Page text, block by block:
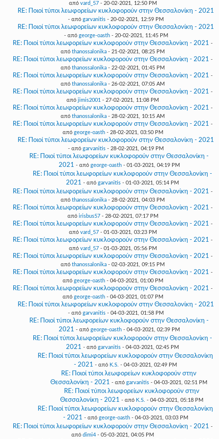
από vard_57- 20-02-2021, 12:50 PM
RE: Ποιοί τύποι λεωφορείων κυκλοφορούν στην Θεσσαλονίκη - 2021
- από garvanitis - 20-02-2021, 12:59 PM
RE: Ποιοί τύποι λεωφορείων κυκλοφορούν στην Θεσσαλονίκη - 2021
- από george-oasth- 20-02-2021, 11:45 PM
RE: Ποιοί τύποι λεωφορείων κυκλοφορούν στην Θεσσαλονίκη - 2021 -
από thanossalonika - 21-02-2021, 08:25 PM
RE: Ποιοί τύποι λεωφορείων κυκλοφορούν στην Θεσσαλονίκη - 2021 -
από thanossalonika - 22-02-2021, 01:45 PM
RE: Ποιοί τύποι λεωφορείων κυκλοφορούν στην Θεσσαλονίκη - 2021 -
από thanossalonika - 26-02-2021, 07:05 AM
RE: Ποιοί τύποι λεωφορείων κυκλοφορούν στην Θεσσαλονίκη - 2021 -
από jimis2001 - 27-02-2021, 11:08 PM
RE: Ποιοί τύποι λεωφορείων κυκλοφορούν στην Θεσσαλονίκη - 2021 -
από thanossalonika - 28-02-2021, 10:15 AM
RE: Ποιοί τύποι λεωφορείων κυκλοφορούν στην Θεσσαλονίκη - 2021 -
από george-oasth- 28-02-2021, 03:50 PM
RE: Ποιοί τύποι λεωφορείων κυκλοφορούν στην Θεσσαλονίκη - 2021
- από garvanitis - 28-02-2021, 04:19 PM
RE: Ποιοί τύποι λεωφορείων κυκλοφορούν στην Θεσσαλονίκη -
2021 - από george-oasth- 01-03-2021, 04:19 PM
RE: Ποιοί τύποι λεωφορείων κυκλοφορούν στην Θεσσαλονίκη -
2021 - από garvanitis- 01-03-2021, 05:14 PM
RE: Ποιοί τύποι λεωφορείων κυκλοφορούν στην Θεσσαλονίκη - 2021 -
από thanossalonika - 28-02-2021, 04:03 PM
RE: Ποιοί τύποι λεωφορείων κυκλοφορούν στην Θεσσαλονίκη - 2021 -
από irisbus57- 28-02-2021, 07:17 PM
RE: Ποιοί τύποι λεωφορείων κυκλοφορούν στην Θεσσαλονίκη - 2021 -
από vard_57- 01-03-2021, 03:23 PM
RE: Ποιοί τύποι λεωφορείων κυκλοφορούν στην Θεσσαλονίκη - 2021 -
από vard_57- 01-03-2021, 05:56 PM
RE: Ποιοί τύποι λεωφορείων κυκλοφορούν στην Θεσσαλονίκη - 2021 -
από thanossalonika - 02-03-2021, 09:15 PM
RE: Ποιοί τύποι λεωφορείων κυκλοφορούν στην Θεσσαλονίκη - 2021 -
από george-oasth- 04-03-2021, 01:00 PM
RE: Ποιοί τύποι λεωφορείων κυκλοφορούν στην Θεσσαλονίκη - 2021 -
από george-oasth- 04-03-2021, 01:07 PM
RE: Ποιοί τύποι λεωφορείων κυκλοφορούν στην Θεσσαλονίκη - 2021
- από garvanitis - 04-03-2021, 01:58 PM
RE: Ποιοί τύποι λεωφορείων κυκλοφορούν στην Θεσσαλονίκη -
2021 - από george-oasth- 04-03-2021, 02:39 PM
RE: Ποιοί τύποι λεωφορείων κυκλοφορούν στην Θεσσαλονίκη -
2021 - από garvanitis- 04-03-2021, 02:45 PM
RE: Ποιοί τύποι λεωφορείων κυκλοφορούν στην Θεσσαλονίκη
- 2021 - από K.S. - 04-03-2021, 02:49 PM
RE: Ποιοί τύποι λεωφορείων κυκλοφορούν στην
Θεσσαλονίκη - 2021 - από garvanitis- 04-03-2021, 02:51 PM
RE: Ποιοί τύποι λεωφορείων κυκλοφορούν στην
Θεσσαλονίκη - 2021 - από K.S. - 04-03-2021, 05:18 PM
RE: Ποιοί τύποι λεωφορείων κυκλοφορούν στην Θεσσαλονίκη
- 2021 - από george-oasth- 04-03-2021, 03:03 PM
RE: Ποιοί τύποι λεωφορείων κυκλοφορούν στην Θεσσαλονίκη - 2021 -
από dimi4 - 05-03-2021, 04:05 PM